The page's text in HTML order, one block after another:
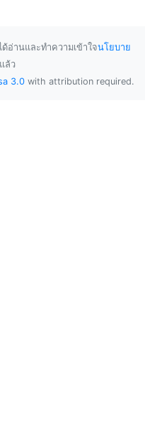
อ่านและทำความเข้าใจนโยบาย
ล้ว
3.0 with attribution required.